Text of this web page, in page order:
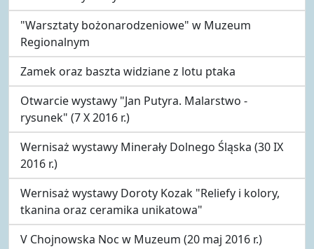
"Warsztaty bożonarodzeniowe" w Muzeum
Regionalnym
Zamek oraz baszta widziane z lotu ptaka
Otwarcie wystawy "Jan Putyra. Malarstwo -
rysunek" (7 X 2016 r.)
Wernisaż wystawy Minerały Dolnego Śląska (30 IX
2016 r.)
Wernisaż wystawy Doroty Kozak "Reliefy i kolory,
tkanina oraz ceramika unikatowa"
V Chojnowska Noc w Muzeum (20 maj 2016 r.)